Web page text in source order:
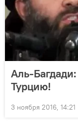
Аль-
Турцию!
3 ноября 2016, 14:21